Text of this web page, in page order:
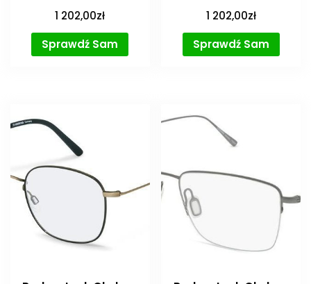
1 202,00zł
Sprawdź Sam
1 202,00zł
Sprawdź Sam